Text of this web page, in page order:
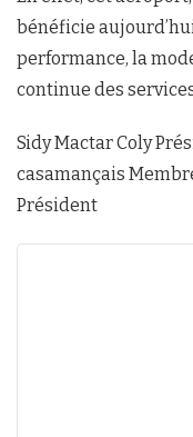
bénéficie
performance, la
continue des
Sidy Mactar Coly
casamançais
Président